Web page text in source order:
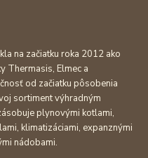
na začiatku roka 2012 ako
Thermasis, Elmec a
od začiatku pôsobenia
sortiment výhradným
plynovými kotlami,
klimatizáciami, expanznými
nádobami.